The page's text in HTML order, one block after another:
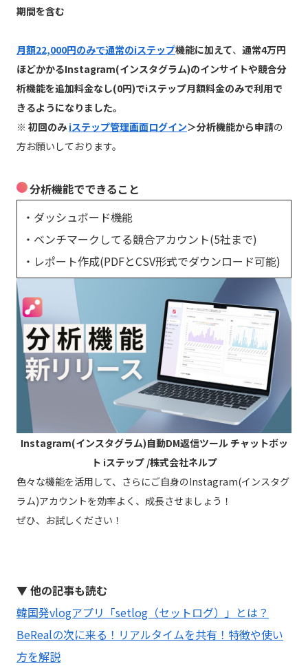
期間を含む
月額22,000円のみで通常のiステップ機能に加えて、 通常4万円
ほどかかるInstagram(インスタグラム)のインサイトや競合分
析機能を追加料金なし(0円)でiステップ月額料金のみで利用で
きるようになりました。
※ 初回のみ iステップ管理画面ログイン＞分析機能から申請の
方お願いしております。
分析機能でできること
・ダッシュボード機能
・ベンチマークしてる競合アカウント(5社まで)
・レポート作成(PDFとCSV形式でダウンロード可能)
Instagram(インスタグラム)自動DM返信ツール チャットボッ
ト iステップ /株式会社ネルプ
色々な機能を活用して、さらにご自身のInstagram(インスタグ
ラム)アカウントを効率よく、成長させましょう！
ぜひ、お試しください！
▼ 他の記事も読む
韓国発vlogアプリ「setlog（セットログ）」とは？
BeRealの次に来る！リアルタイムを共有！特徴や使い
方を解説